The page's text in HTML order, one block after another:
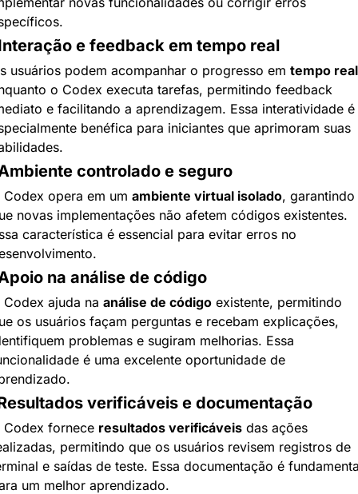
e feedback em tempo real
usuários podem acompanhar o progresso em tempo real
o Codex executa tarefas, permitindo feedback
e facilitando a aprendizagem. Essa interatividade é
benéfica para iniciantes que aprimoram suas
controlado e seguro
Codex opera em um ambiente virtual isolado, garantindo
novas implementações não afetem códigos existentes.
característica é essencial para evitar erros no
na análise de código
Codex ajuda na análise de código existente, permitindo
os usuários façam perguntas e recebam explicações,
problemas e sugiram melhorias. Essa
é uma excelente oportunidade de
verificáveis e documentação
Codex fornece resultados verificáveis das ações
permitindo que os usuários revisem registros de
e saídas de teste. Essa documentação é
um melhor aprendizado.